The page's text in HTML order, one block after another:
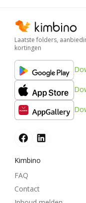
Laatste folders,
kortingen
Kimbino
FAQ
Contact